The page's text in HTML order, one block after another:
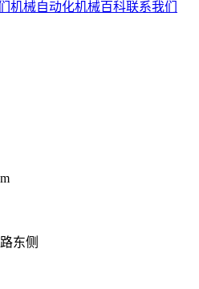
机械自动化机械百科联系我们
东侧